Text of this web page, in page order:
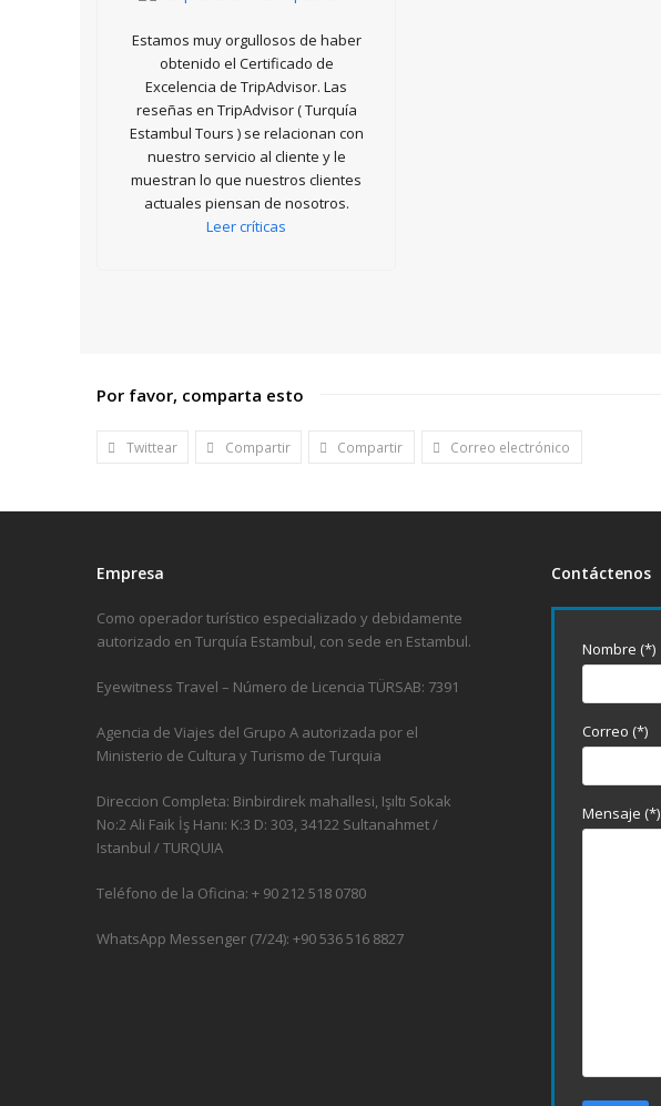
Estamos muy orgullosos de haber
obtenido el Certificado de
Excelencia de TripAdvisor. Las
reseñas en TripAdvisor ( Turquía
Estambul Tours ) se relacionan con
nuestro servicio al cliente y le
muestran lo que nuestros clientes
actuales piensan de nosotros.
Leer críticas
Por favor, comparta esto
Twittear Compartir Compartir Correo electrónico
Empresa
Como operador turístico especializado y debidamente
autorizado en Turquía Estambul, con sede en Estambul.
Eyewitness Travel – Número de Licencia TÜRSAB: 7391
Agencia de Viajes del Grupo A autorizada por el
Ministerio de Cultura y Turismo de Turquia
Direccion Completa: Binbirdirek mahallesi, Işıltı Sokak
No:2 Ali Faik İş Hanı: K:3 D: 303, 34122 Sultanahmet /
Istanbul / TURQUIA
Teléfono de la Oficina: + 90 212 518 0780
WhatsApp Messenger (7/24): +90 536 516 8827
Contáctenos
Nombre (*)
Correo (*)
Mensaje (*)